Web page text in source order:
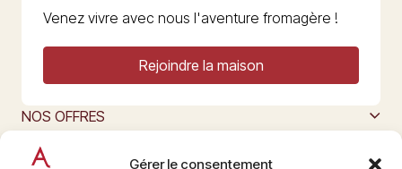
Gérer le consentement
Venez vivre avec nous l'aventure fromagère !
Rejoindre la maison
NOS OFFRES
L’ART DU FROMAGE